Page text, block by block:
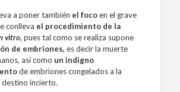
a poner también el focoen el grave
conlleva el procedimiento de la
vitro,pues tal como se realiza supone
de embriones, es decir la muerte
así como un indigno
de embriones congelados a la
destino incierto.